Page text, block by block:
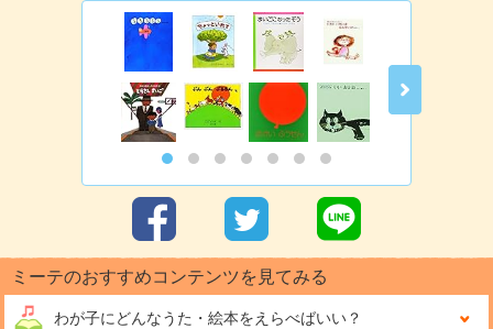
ミーテのおすすめコンテンツを見てみる
わが子にどんなうた・絵本をえらべばいい？